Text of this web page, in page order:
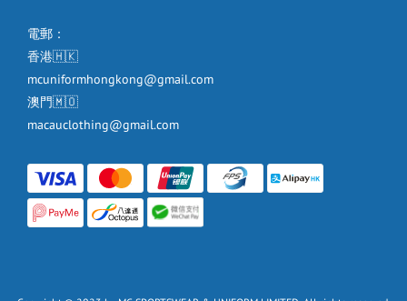
電郵：
香港🇭🇰
mcuniformhongkong@gmail.com
澳門🇲🇴
macauclothing@gmail.com